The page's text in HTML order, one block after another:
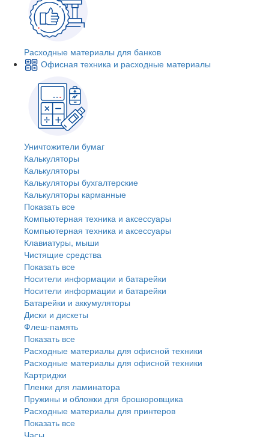
Расходные материалы для банков
Офисная техника и расходные материалы
Уничтожители бумаг
Калькуляторы
Калькуляторы
Калькуляторы бухгалтерские
Калькуляторы карманные
Показать все
Компьютерная техника и аксессуары
Компьютерная техника и аксессуары
Клавиатуры, мыши
Чистящие средства
Показать все
Носители информации и батарейки
Носители информации и батарейки
Батарейки и аккумуляторы
Диски и дискеты
Флеш-память
Показать все
Расходные материалы для офисной техники
Расходные материалы для офисной техники
Картриджи
Пленки для ламинатора
Пружины и обложки для брошюровщика
Расходные материалы для принтеров
Показать все
Часы